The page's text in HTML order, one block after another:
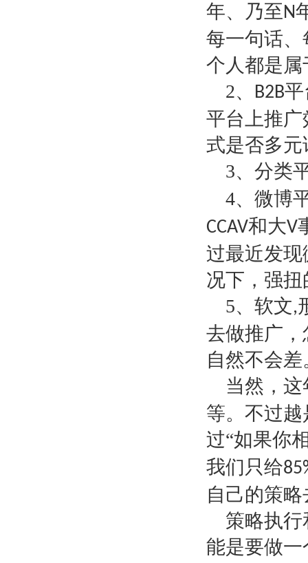
年、乃至N
每一句话
个人都是
2、 B2B平
平台上推
式是否多元
3、分类
4、微博
CCAV和大V
过最近发
况下，强
5、软文,
去做推广
自然不会差
当然，
等。不过
过“如果你
我们只给
自己的策
策略执
能是要做